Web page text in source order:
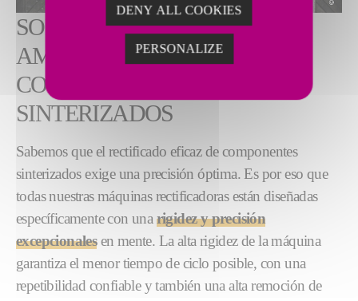
SOLUCIONES PARA UNA
AMPLIA GAMA DE
COMPONENTES
SINTERIZADOS
Sabemos que el rectificado eficaz de componentes
sinterizados exige una precisión óptima. Es por eso que
todas nuestras máquinas rectificadoras están diseñadas
específicamente con una rigidez y precisión
excepcionalesen mente. La alta rigidez de la máquina
garantiza el menor tiempo de ciclo posible, con una
repetibilidad confiable y también una alta remoción de
DENY ALL COOKIES
PERSONALIZE